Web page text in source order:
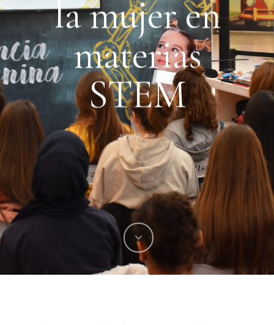
la mujer en
materias
STEM
marzo 8, 2020